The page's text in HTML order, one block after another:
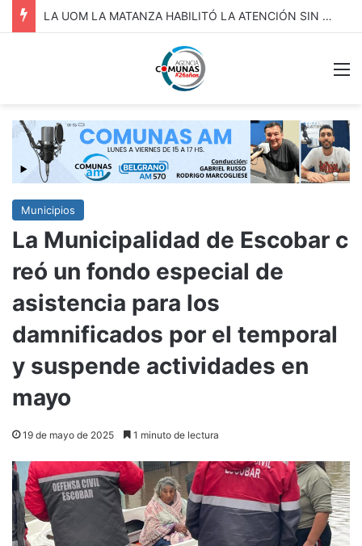
VICENTE LÓPEZ: Invitación a participar del Fondo Juventud para la Acción Climàtica.
Municipios
La Municipalidad de Escobar c
reó un fondo especial de
asistencia para los
damnificados por el temporal
y suspende actividades en
mayo
19 de mayo de 2025 1 minuto de lectura